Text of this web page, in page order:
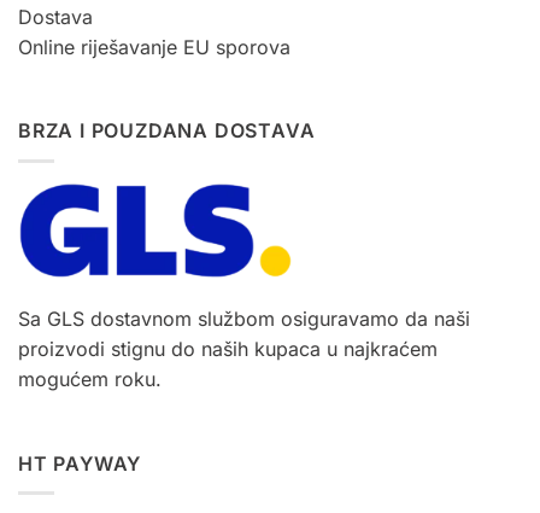
Dostava
Online riješavanje EU sporova
BRZA I POUZDANA DOSTAVA
Sa GLS dostavnom službom osiguravamo da naši
proizvodi stignu do naših kupaca u najkraćem
mogućem roku.
HT PAYWAY